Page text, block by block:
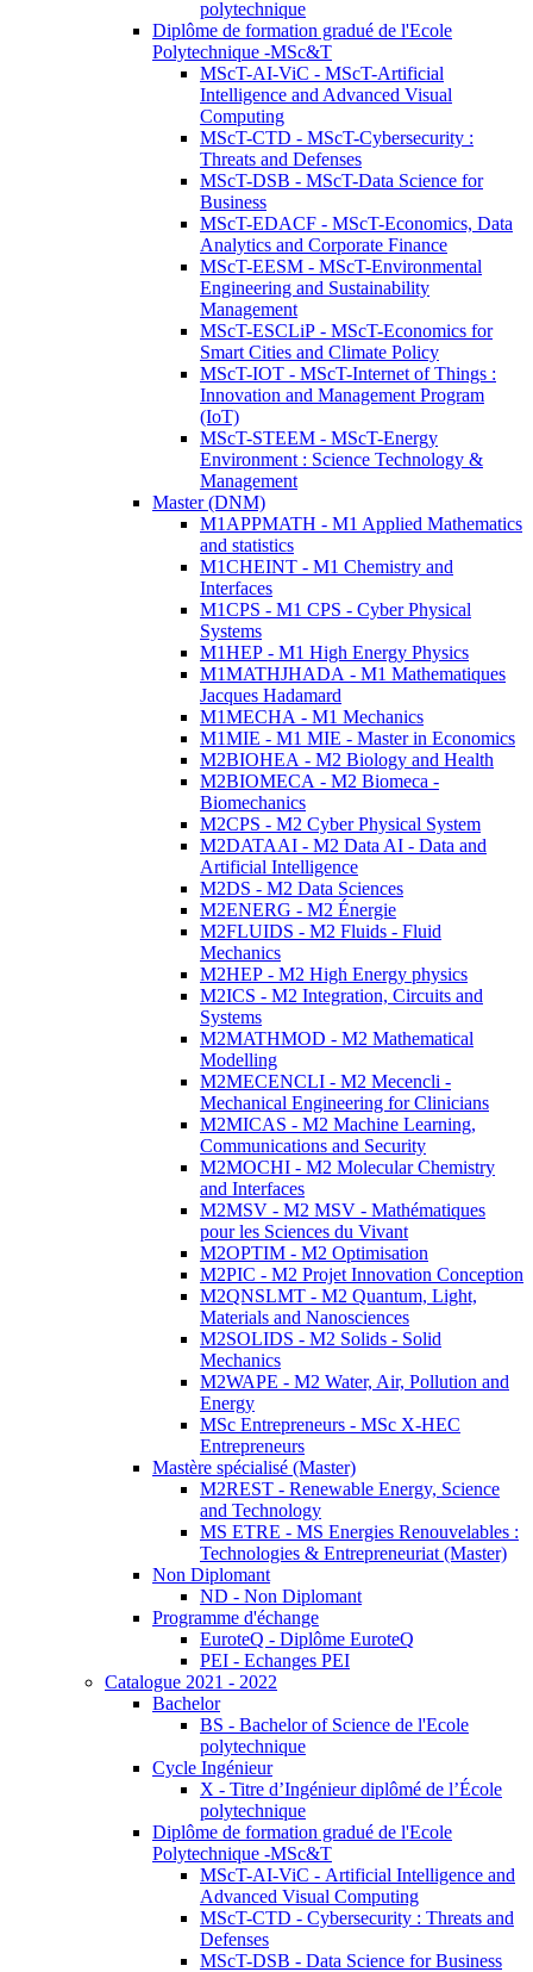
polytechnique
Diplôme de formation gradué de l'Ecole
Polytechnique -MSc&T
MScT-AI-ViC - MScT-Artificial
Intelligence and Advanced Visual
Computing
MScT-CTD - MScT-Cybersecurity :
Threats and Defenses
MScT-DSB - MScT-Data Science for
Business
MScT-EDACF - MScT-Economics, Data
Analytics and Corporate Finance
MScT-EESM - MScT-Environmental
Engineering and Sustainability
Management
MScT-ESCLiP - MScT-Economics for
Smart Cities and Climate Policy
MScT-IOT - MScT-Internet of Things :
Innovation and Management Program
(IoT)
MScT-STEEM - MScT-Energy
Environment : Science Technology &
Management
Master (DNM)
M1APPMATH - M1 Applied Mathematics
and statistics
M1CHEINT - M1 Chemistry and
Interfaces
M1CPS - M1 CPS - Cyber Physical
Systems
M1HEP - M1 High Energy Physics
M1MATHJHADA - M1 Mathematiques
Jacques Hadamard
M1MECHA - M1 Mechanics
M1MIE - M1 MIE - Master in Economics
M2BIOHEA - M2 Biology and Health
M2BIOMECA - M2 Biomeca -
Biomechanics
M2CPS - M2 Cyber Physical System
M2DATAAI - M2 Data AI - Data and
Artificial Intelligence
M2DS - M2 Data Sciences
M2ENERG - M2 Énergie
M2FLUIDS - M2 Fluids - Fluid
Mechanics
M2HEP - M2 High Energy physics
M2ICS - M2 Integration, Circuits and
Systems
M2MATHMOD - M2 Mathematical
Modelling
M2MECENCLI - M2 Mecencli -
Mechanical Engineering for Clinicians
M2MICAS - M2 Machine Learning,
Communications and Security
M2MOCHI - M2 Molecular Chemistry
and Interfaces
M2MSV - M2 MSV - Mathématiques
pour les Sciences du Vivant
M2OPTIM - M2 Optimisation
M2PIC - M2 Projet Innovation Conception
M2QNSLMT - M2 Quantum, Light,
Materials and Nanosciences
M2SOLIDS - M2 Solids - Solid
Mechanics
M2WAPE - M2 Water, Air, Pollution and
Energy
MSc Entrepreneurs - MSc X-HEC
Entrepreneurs
Mastère spécialisé (Master)
M2REST - Renewable Energy, Science
and Technology
MS ETRE - MS Energies Renouvelables :
Technologies & Entrepreneuriat (Master)
Non Diplomant
ND - Non Diplomant
Programme d'échange
EuroteQ - Diplôme EuroteQ
PEI - Echanges PEI
Catalogue 2021 - 2022
Bachelor
BS - Bachelor of Science de l'Ecole
polytechnique
Cycle Ingénieur
X - Titre d’Ingénieur diplômé de l’École
polytechnique
Diplôme de formation gradué de l'Ecole
Polytechnique -MSc&T
MScT-AI-ViC - Artificial Intelligence and
Advanced Visual Computing
MScT-CTD - Cybersecurity : Threats and
Defenses
MScT-DSB - Data Science for Business